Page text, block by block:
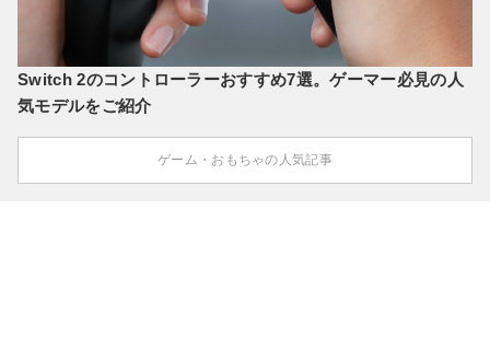
Switch 2のコントローラーおすすめ7選。ゲーマー必見の人
気モデルをご紹介
ゲーム・おもちゃの人気記事